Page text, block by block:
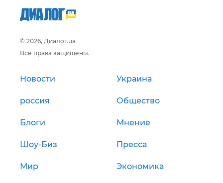
© 2026, Диалог.ua
Все права защищены.
Новости Украина
россия Общество
Блоги Мнение
Шоу-Биз Пресса
Мир Экономика